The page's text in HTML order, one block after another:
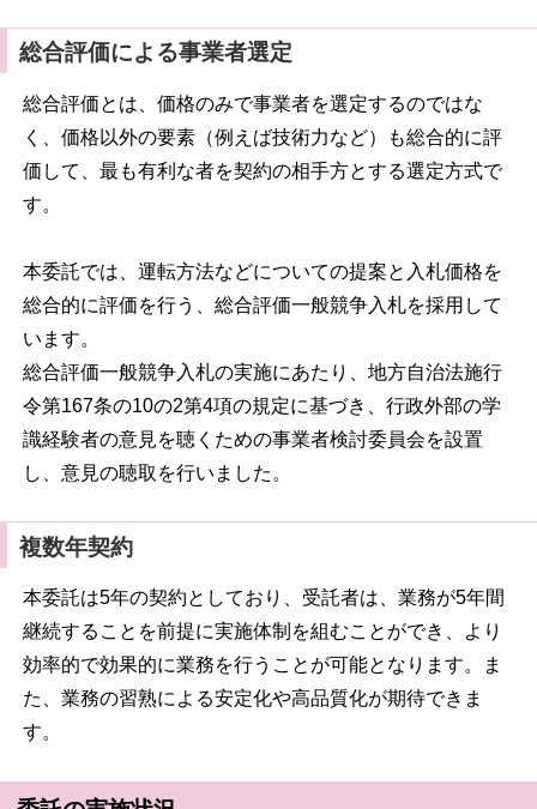
総合評価による事業者選定
総合評価とは、価格のみで事業者を選定するのではな
く、価格以外の要素（例えば技術力など）も総合的に評
価して、最も有利な者を契約の相手方とする選定方式で
す。
本委託では、運転方法などについての提案と入札価格を
総合的に評価を行う、総合評価一般競争入札を採用して
います。
総合評価一般競争入札の実施にあたり、地方自治法施行
令第167条の10の2第4項の規定に基づき、行政外部の学
識経験者の意見を聴くための事業者検討委員会を設置
し、意見の聴取を行いました。
複数年契約
本委託は5年の契約としており、受託者は、業務が5年間
継続することを前提に実施体制を組むことができ、より
効率的で効果的に業務を行うことが可能となります。ま
た、業務の習熟による安定化や高品質化が期待できま
す。